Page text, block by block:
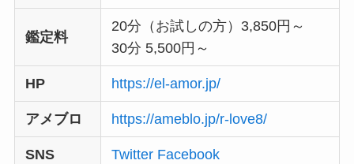
鑑定料
20分（お試しの方）3,850円～
30分 5,500円～
HP https://el-amor.jp/
アメブロ https://ameblo.jp/r-love8/
SNS Twitter Facebook